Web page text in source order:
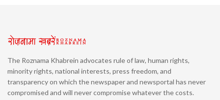
The Roznama Khabrein advocates rule of law, human rights,
minority rights, national interests, press freedom, and
transparency on which the newspaper and newsportal has never
compromised and will never compromise whatever the costs.